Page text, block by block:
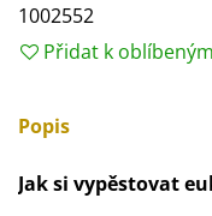
1002552
Přidat k oblíbeným
Popis
Jak si vypěstovat